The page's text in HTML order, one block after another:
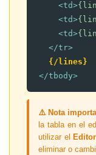
<td>
<td>
<td>
</tr>
{/lines}
</tbody>
⚠️ Nota
la tabla en el
utilizar el
eliminar o